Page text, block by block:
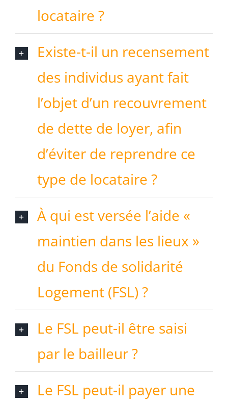
locataire ?
Existe-t-il un recensement
des individus ayant fait
l’objet d’un recouvrement
de dette de loyer, afin
d’éviter de reprendre ce
type de locataire ?
À qui est versée l’aide «
maintien dans les lieux »
du Fonds de solidarité
Logement (FSL) ?
Le FSL peut-il être saisi
par le bailleur ?
Le FSL peut-il payer une